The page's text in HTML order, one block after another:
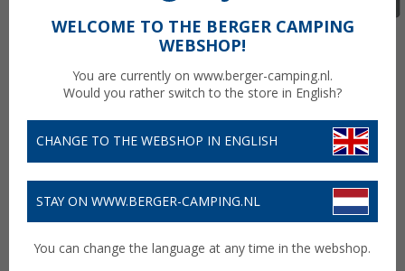
WELCOME TO THE BERGER CAMPING
WEBSHOP!
You are currently on www.berger-camping.nl.
Would you rather switch to the store in English?
CHANGE TO THE WEBSHOP IN ENGLISH
STAY ON WWW.BERGER-CAMPING.NL
You can change the language at any time in the webshop.